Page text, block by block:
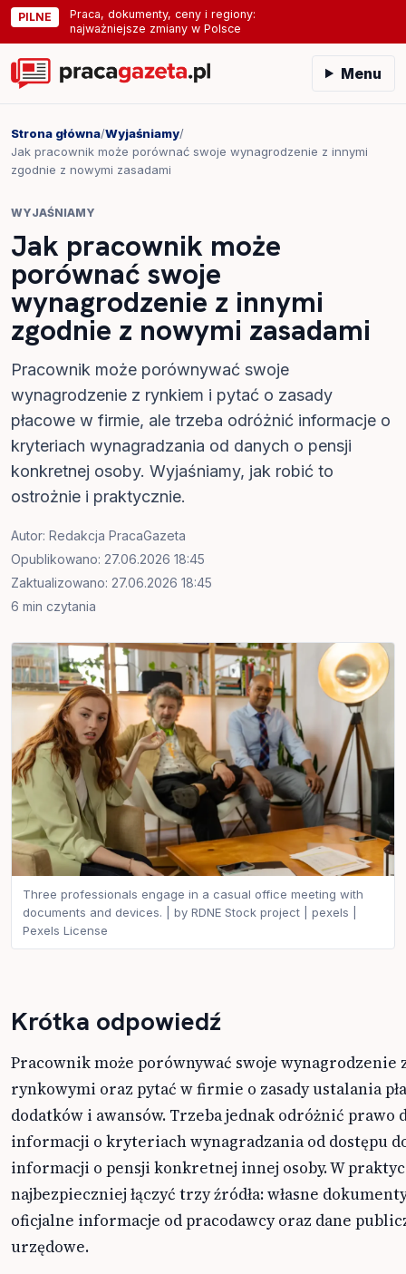
PILNE
Praca, dokumenty, ceny i regiony:
najważniejsze zmiany w Polsce
Menu
Strona główna/Wyjaśniamy/
Jak pracownik może porównać swoje wynagrodzenie z innymi
zgodnie z nowymi zasadami
WYJAŚNIAMY
Jak pracownik może
porównać swoje
wynagrodzenie z innymi
zgodnie z nowymi zasadami
Pracownik może porównywać swoje
wynagrodzenie z rynkiem i pytać o zasady
płacowe w firmie, ale trzeba odróżnić informacje o
kryteriach wynagradzania od danych o pensji
konkretnej osoby. Wyjaśniamy, jak robić to
ostrożnie i praktycznie.
Autor: Redakcja PracaGazeta
Opublikowano: 27.06.2026 18:45
Zaktualizowano: 27.06.2026 18:45
6 min czytania
Three professionals engage in a casual office meeting with
documents and devices. | by RDNE Stock project | pexels |
Pexels License
Krótka odpowiedź
Pracownik może porównywać swoje wynagrodzenie
rynkowymi oraz pytać w firmie o zasady ustalania
dodatków i awansów. Trzeba jednak odróżnić prawo
informacji o kryteriach wynagradzania od dostępu
informacji o pensji konkretnej innej osoby. W
najbezpieczniej łączyć trzy źródła: własne
oficjalne informacje od pracodawcy oraz dane
urzędowe.